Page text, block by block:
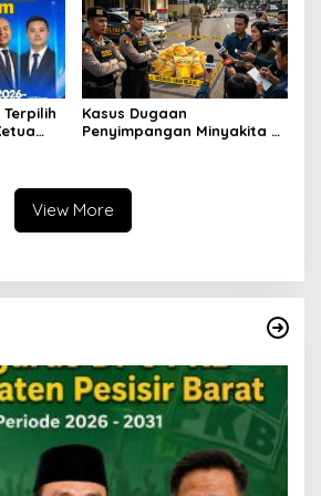
Kasus Dugaan
Penyimpangan Minyakita di
View More